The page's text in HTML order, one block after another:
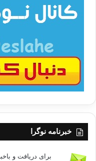
خبرنامه نوگرا
برای دریافت و